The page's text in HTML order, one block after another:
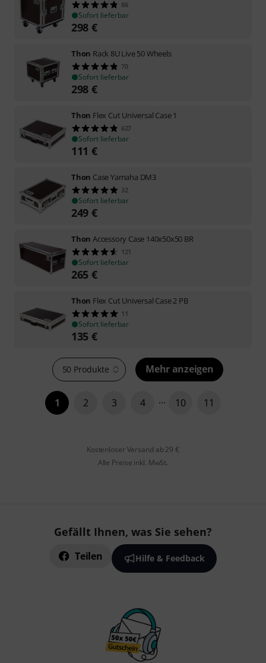
86
Sofort lieferbar
298 €
Thon Rack 8U Live 50 Wheels
70
Sofort lieferbar
298 €
Thon Flex Cut Universal Case 1
627
Sofort lieferbar
111 €
Thon Case Yamaha DM3
32
Sofort lieferbar
249 €
Thon Accessory Case 140x50x50 BR
121
Sofort lieferbar
265 €
Thon Flex Cut Universal Case 2 PB
11
Sofort lieferbar
135 €
50 Produkte Mehr anzeigen
1 2 3 4 10 11
Kostenloser Versand ab 29 €
Alle Preise inkl. MwSt.
Gefällt Ihnen, was Sie sehen?
Teilen Hilfe & Feedback